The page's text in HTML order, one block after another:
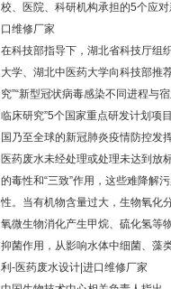
校、医院、科研机构承担的5个应
口维修厂家
在科技部指导下，湖北省科技厅组
大学、湖北中医药大学向科技部推
究”“新型冠状病毒感染不同进程与
临床研究”5个国家重点研发计划项
国乃至全球的新冠肺炎疫情防控
医药废水未经处理或处理未达到放
的毒性和“三致”作用，这些难降解
性。当有机物含量过大，生物氧化
氧微生物消化产生甲烷、硫化氢等
抑菌作用，从影响水体中细菌、藻
利-医药废水设计|进口维修厂家